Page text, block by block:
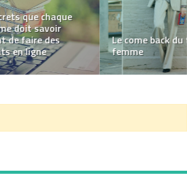
: 03
sur ce
Les Tee Shirts Humour,
Fun et Cool pour tout le
monde